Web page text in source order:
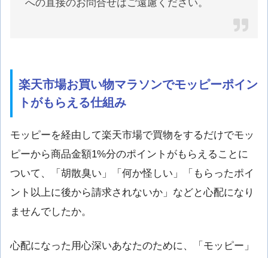
への直接のお問合せはご遠慮ください。
楽天市場お買い物マラソンでモッピーポイン
トがもらえる仕組み
モッピーを経由して楽天市場で買物をするだけでモッ
ピーから商品金額1%分のポイントがもらえることに
ついて、「胡散臭い」「何か怪しい」「もらったポイ
ント以上に後から請求されないか」などと心配になり
ませんでしたか。
心配になった用心深いあなたのために、「モッピー」